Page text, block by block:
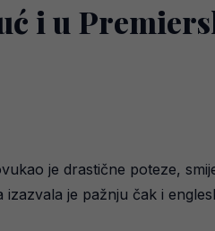
i u
je drastične poteze,
je pažnju čak i